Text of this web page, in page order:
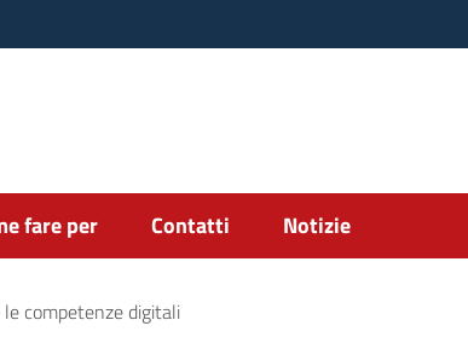
fare per Contatti Notizie
competenze digitali